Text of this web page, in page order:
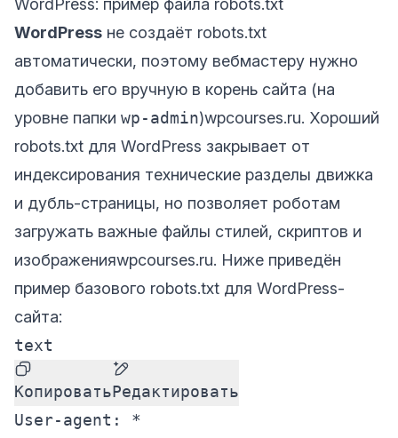
WordPress: пример файла robots.txt
WordPress не создаёт robots.txt
автоматически, поэтому вебмастеру нужно
добавить его вручную в корень сайта (на
уровне папки wp-admin)wpcourses.ru. Хороший
robots.txt для WordPress закрывает от
индексирования технические разделы движка
и дубль-страницы, но позволяет роботам
загружать важные файлы стилей, скриптов и
изображенияwpcourses.ru. Ниже приведён
пример базового robots.txt для WordPress-
сайта:
text
КопироватьРедактировать
User-agent: *